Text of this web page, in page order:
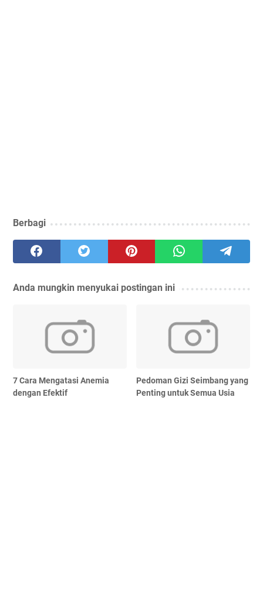
Berbagi
Anda mungkin menyukai postingan ini
7 Cara Mengatasi Anemia
dengan Efektif
Pedoman Gizi Seimbang yang
Penting untuk Semua Usia